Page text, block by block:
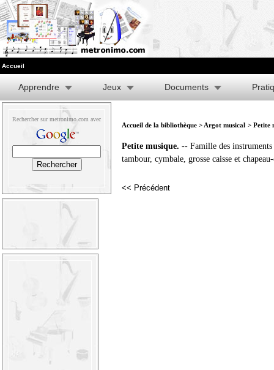
Accueil
Apprendre Jeux Documents
Rechercher sur metronimo.com avec
Accueil de la bibliothèque > Argot musical > Petite
Petite musique. -- Famille des
tambour, cymbale, grosse caisse et
<< Précédent